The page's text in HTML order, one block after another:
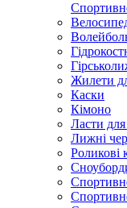
Жилети
Каски
Кімоно
Ласти
Лижні
Роликові